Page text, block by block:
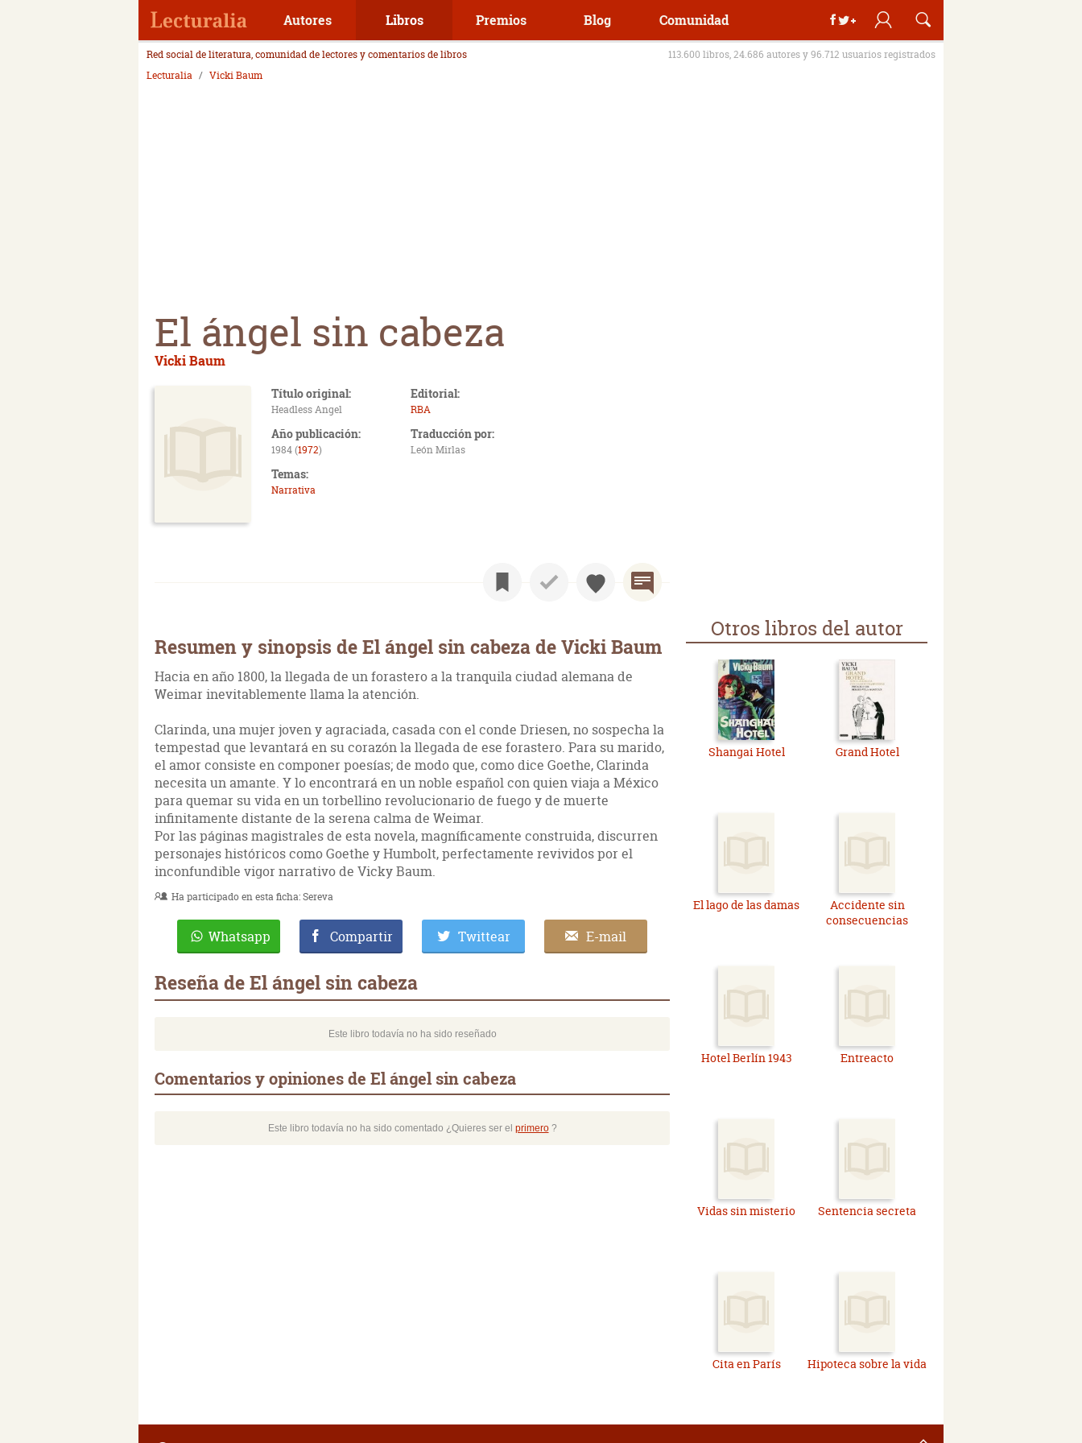
Autores Libros Premios Blog Comunidad
Red social de literatura, comunidad de lectores y comentarios de libros
113.600 libros, 24.686 autores y 96.712 usuarios registrados
Lecturalia
Vicki Baum
El ángel sin cabeza
Vicki Baum
Título original:
Headless Angel
Editorial:
RBA
Año publicación:
1984 (1972)
Traducción por:
León Mirlas
Temas:
Narrativa
Resumen y sinopsis de El ángel sin cabeza de Vicki Baum
Hacia en año 1800, la llegada de un forastero a la tranquila ciudad alemana de
Weimar inevitablemente llama la atención.
Clarinda, una mujer joven y agraciada, casada con el conde Driesen, no sospecha la
tempestad que levantará en su corazón la llegada de ese forastero. Para su marido,
el amor consiste en componer poesías; de modo que, como dice Goethe, Clarinda
necesita un amante. Y lo encontrará en un noble español con quien viaja a México
para quemar su vida en un torbellino revolucionario de fuego y de muerte
infinitamente distante de la serena calma de Weimar.
Por las páginas magistrales de esta novela, magníficamente construida, discurren
personajes históricos como Goethe y Humbolt, perfectamente revividos por el
inconfundible vigor narrativo de Vicky Baum.
Ha participado en esta ficha:Sereva
Whatsapp Compartir Twittear E-mail
Reseña de El ángel sin cabeza
Este libro todavía no ha sido reseñado
Comentarios y opiniones de El ángel sin cabeza
Este libro todavía no ha sido comentado ¿Quieres ser el primero?
Otros libros del autor
Shangai Hotel Grand Hotel
El lago de las damas
Accidente sin
consecuencias
Hotel Berlín 1943 Entreacto
Vidas sin misterio Sentencia secreta
Cita en París Hipoteca sobre la vida